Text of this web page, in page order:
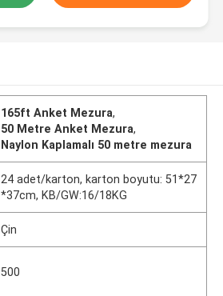
165ft Anket Mezura,
50 Metre Anket Mezura,
Naylon Kaplamalı 50 metre mezura
24 adet/karton, karton boyutu: 51*27
*37cm, KB/GW:16/18KG
Çin
500